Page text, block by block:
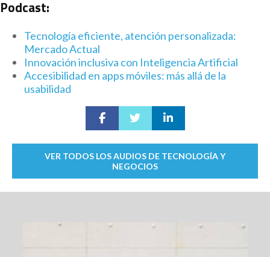
Podcast:
Tecnología eficiente, atención personalizada:
Mercado Actual
Innovación inclusiva con Inteligencia Artificial
Accesibilidad en apps móviles: más allá de la
usabilidad
VER TODOS LOS AUDIOS DE TECNOLOGÍA Y
NEGOCIOS